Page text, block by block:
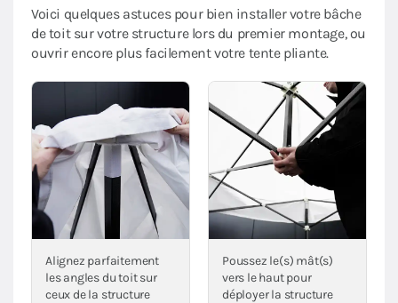
Voici quelques astuces pour bien installer votre bâche
de toit sur votre structure lors du premier montage, ou
ouvrir encore plus facilement votre tente pliante.
Alignez parfaitement
les angles du toit sur
ceux de la structure
Poussez le(s) mât(s)
vers le haut pour
déployer la structure